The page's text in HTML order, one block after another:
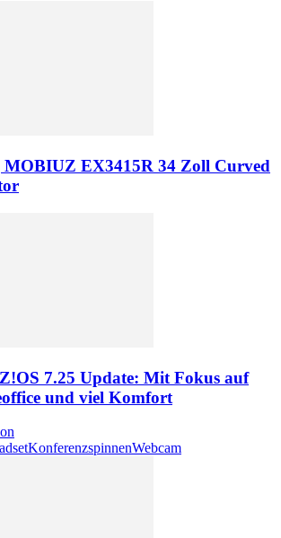
MOBIUZ EX3415R 34 Zoll Curved
7.25 Update: Mit Fokus auf
und viel Komfort
KonferenzspinnenWebcam